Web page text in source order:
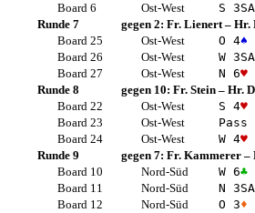
Board 6
Ost-West S 3SA
Runde 7
gegen 2: Fr. Lienert– Hr.
Board 25
Ost-West O 4♠
Board 26
Ost-West W 3SA
Board 27
Ost-West N 6♥
Runde 8
gegen 10: Fr. Stein– Hr.
Board 22
Ost-West S 4♥
Board 23
Ost-West
Pass
Board 24
Ost-West W 4♥
Runde 9
gegen 7: Fr. Kammerer–
Board 10
Nord-Süd W 6♣
Board 11
Nord-Süd N 3SA
Board 12
Nord-Süd O 3♦